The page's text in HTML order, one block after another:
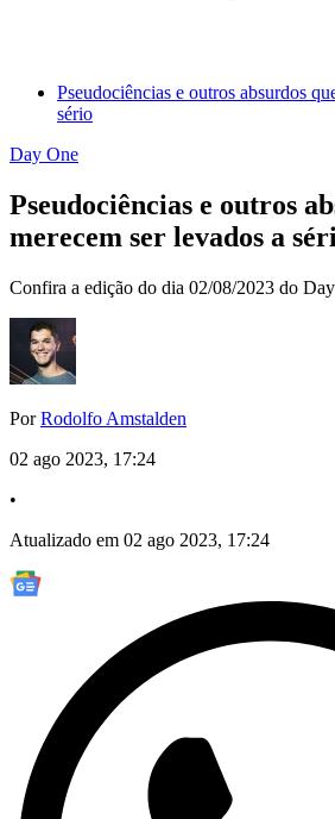
Pseudociências e outros absurdos
sério
Day One
Pseudociências e outros
merecem ser levados a
Confira a edição do dia 02/08/2023 do
PorRodolfo Amstalden
02 ago 2023, 17:24
•
Atualizado em 02 ago 2023, 17:24